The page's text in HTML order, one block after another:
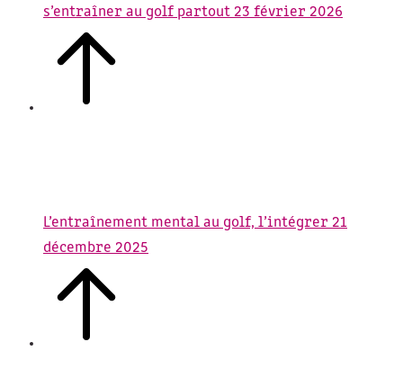
s’entraîner au golf partout 23 février 2026
L’entraînement mental au golf, l’intégrer 21
décembre 2025